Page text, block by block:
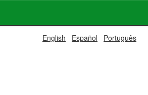
English Español Português